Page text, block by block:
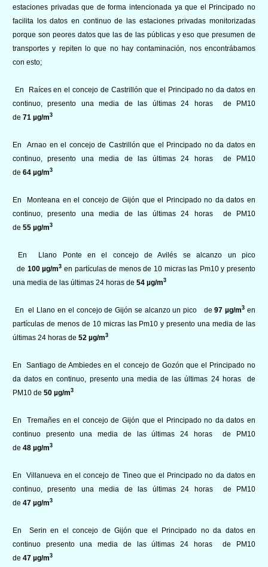
estaciones privadas que de forma intencionada ya que el Principado no
facilita los datos en continuo de las estaciones privadas monitorizadas
porque son peores datos que las de las públicas y eso que presumen de
transportes y repiten lo que no hay contaminación, nos encontrábamos
con esto;
En Raíces en el concejo de Castrillón que el Principado no da datos en
continuo, presento una media de las últimas 24 horas de PM10
de 71 µg/m3
En Arnao en el concejo de Castrillón que el Principado no da datos en
continuo, presento una media de las últimas 24 horas de PM10
de 64 µg/m3
En Monteana en el concejo de Gijón que el Principado no da datos en
continuo, presento una media de las últimas 24 horas de PM10
de 55 µg/m3
En Llano Ponte en el concejo de Avilés se alcanzo un pico
de 100 µg/m3en partículas de menos de 10 micras las Pm10 y presento
una media de las últimas 24 horas de 54 µg/m3
En el Llano en el concejo de Gijón se alcanzo un pico de97 µg/m3en
partículas de menos de 10 micras las Pm10 y presento una media de las
últimas 24 horas de 52 µg/m3
En Santiago de Ambiedes en el concejo de Gozón que el Principado no
da datos en continuo, presento una media de las últimas 24 horas de
PM10 de 50 µg/m3
En Tremañes en el concejo de Gijón que el Principado no da datos en
continuo presento una media de las últimas 24 horas de PM10
de 48 µg/m3
En Villanueva en el concejo de Tineo que el Principado no da datos en
continuo, presento una media de las últimas 24 horas de PM10
de 47 µg/m3
En Serin en el concejo de Gijón que el Principado no da datos en
continuo presento una media de las últimas 24 horas de PM10
de 47 µg/m3